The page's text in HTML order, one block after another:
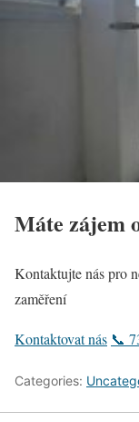
Máte zájem
Kontaktujte nás pro
zaměření
Kontaktovat nás 📞
Categories: